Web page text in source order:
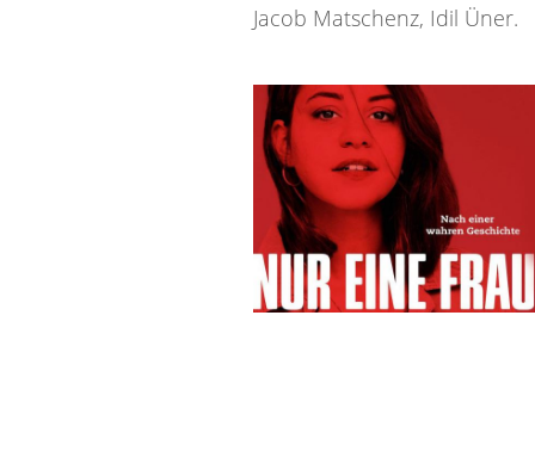
Jacob Matschenz, Idil Üner.